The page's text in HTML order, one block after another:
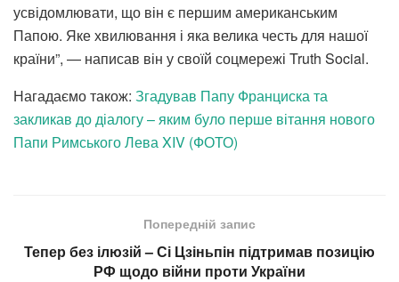
усвідомлювати, що він є першим американським
Папою. Яке хвилювання і яка велика честь для нашої
країни”, — написав він у своїй соцмережі Truth Social.
Нагадаємо також: Згадував Папу Франциска та
закликав до діалогу – яким було перше вітання нового
Папи Римського Лева XIV (ФОТО)
Попередній запис
Тепер без ілюзій – Сі Цзіньпін підтримав позицію
РФ щодо війни проти України